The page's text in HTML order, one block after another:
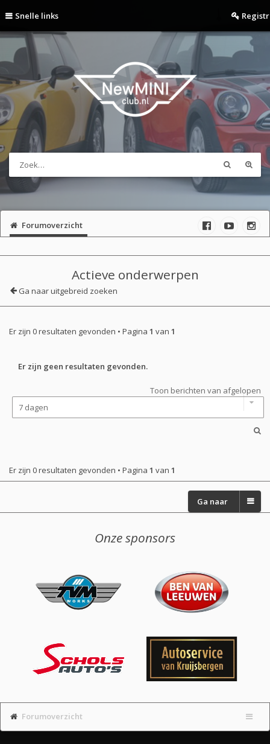
Snelle links
Forumoverzicht
Actieve onderwerpen
Ga naar uitgebreid zoeken
Er zijn 0 resultaten gevonden • Pagina 1 van 1
Er zijn geen resultaten gevonden.
Toon berichten van afgelopen
Er zijn 0 resultaten gevonden • Pagina 1 van 1
Ga naar
Onze sponsors
Forumoverzicht